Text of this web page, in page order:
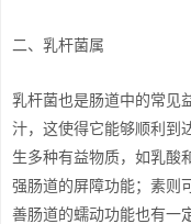
二、乳杆菌属
乳杆菌也是肠道中的常见
汁，这使得它能够顺利到
生多种有益物质，如乳酸
强肠道的屏障功能；素则
善肠道的蠕动功能也有一